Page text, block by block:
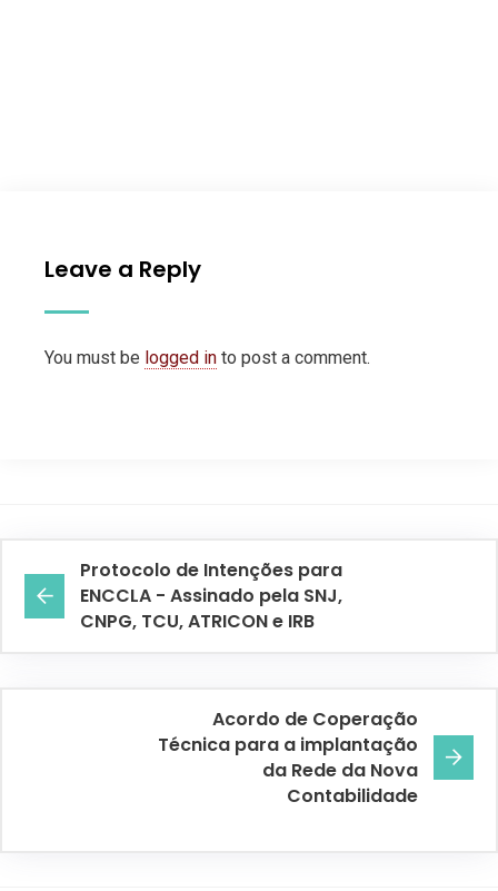
Leave a Reply
You must be logged in to post a comment.
Protocolo de Intenções para
ENCCLA - Assinado pela SNJ,
CNPG, TCU, ATRICON e IRB
Acordo de Coperação
Técnica para a implantação
da Rede da Nova
Contabilidade